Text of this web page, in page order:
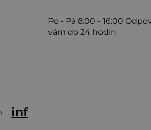
info@zivina.cz
Po - Pá 8:00 - 16:00
vám do 24 hodin